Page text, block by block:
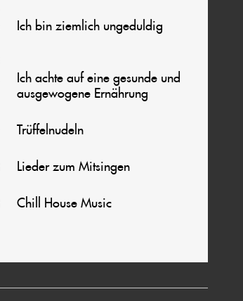
Ich bin ziemlich ungeduldig
Ich achte auf eine gesunde und
ausgewogene Ernährung
Trüffelnudeln
Lieder zum Mitsingen
Chill House Music